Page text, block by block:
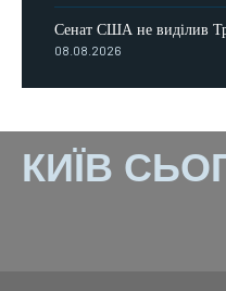
Сенат США не виділив
08.08.2026
КИЇВ